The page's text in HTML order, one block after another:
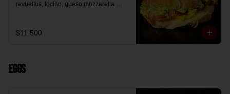
revueltos, tocino, queso mozzarella
$11.500
Eggs